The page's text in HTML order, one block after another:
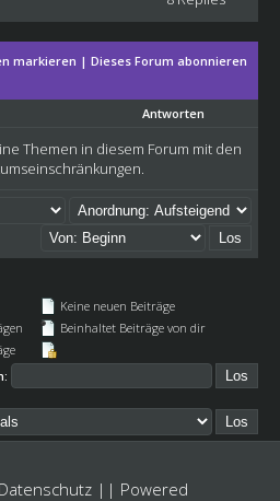
markieren | Dieses Forum abonnieren
Antworten
Themen in diesem Forum mit den
Keine neuen Beiträge
Beinhaltet Beiträge von dir
Datenschutz|| Powered